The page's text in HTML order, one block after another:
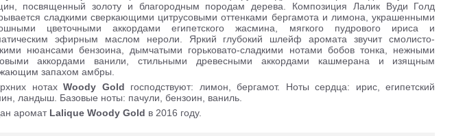
посвященный золоту и благородным породам дерева. Композиция Лалик Вуди Голд
сладкими сверкающими цитрусовыми оттенками бергамота и лимона, украшенными
цветочными аккордами египетского жасмина, мягкого пудрового ириса и
эфирным маслом нероли. Яркий глубокий шлейф аромата звучит смолисто-
нюансами бензоина, дымчатыми горьковато-сладкими нотами бобов тонка, нежными
аккордами ванили, стильными древесными аккордами кашмерана и изящным
запахом амбры.
нотахWoody Gold господствуют: лимон, бергамот. Ноты сердца: ирис, египетский
ландыш. Базовые ноты: пачули, бензоин, ваниль.
ароматLalique Woody Gold в 2016 году.